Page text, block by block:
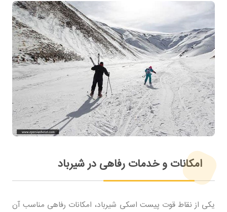
امکانات و خدمات رفاهی در شیرباد
یکی از نقاط قوت پیست اسکی شیرباد، امکانات رفاهی مناسب آن